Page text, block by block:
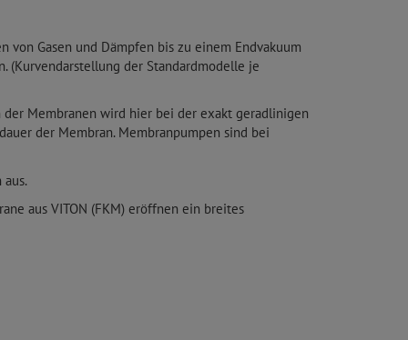
Gasen und Dämpfen bis zu einem Endvakuum
(Kurvendarstellung der Standardmodelle je
Membranen wird hier bei der exakt geradlinigen
der Membran. Membranpumpen sind bei
aus VITON (FKM) eröffnen ein breites